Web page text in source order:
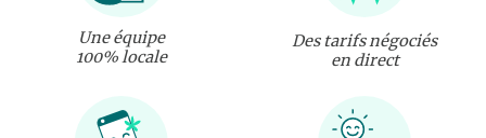
Une équipe
100% locale
Des tarifs négociés
en direct